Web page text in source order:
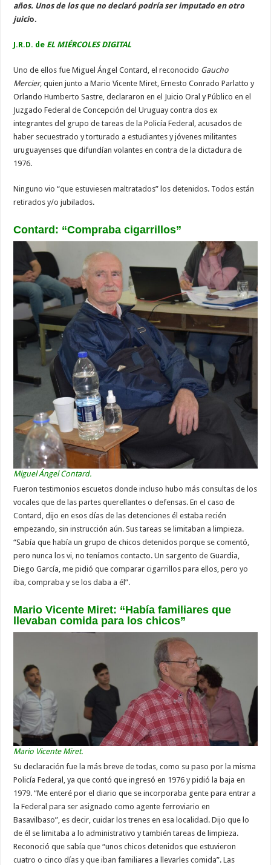
años. Unos de los que no declaró podría ser imputado en otro
juicio.
J.R.D. de EL MIÉRCOLES DIGITAL
Uno de ellos fue Miguel Ángel Contard, el reconocido Gaucho
Mercier, quien junto a Mario Vicente Miret, Ernesto Conrado Parlatto y
Orlando Humberto Sastre, declararon en el Juicio Oral y Público en el
Juzgado Federal de Concepción del Uruguay contra dos ex
integrantes del grupo de tareas de la Policía Federal, acusados de
haber secuestrado y torturado a estudiantes y jóvenes militantes
uruguayenses que difundían volantes en contra de la dictadura de
1976.
Ninguno vio “que estuviesen maltratados” los detenidos. Todos están
retirados y/o jubilados.
Contard: “Compraba cigarrillos”
Miguel Ángel Contard.
Fueron testimonios escuetos donde incluso hubo más consultas de los
vocales que de las partes querellantes o defensas. En el caso de
Contard, dijo en esos días de las detenciones él estaba recién
empezando, sin instrucción aún. Sus tareas se limitaban a limpieza.
“Sabía que había un grupo de chicos detenidos porque se comentó,
pero nunca los vi, no teníamos contacto. Un sargento de Guardia,
Diego García, me pidió que comparar cigarrillos para ellos, pero yo
iba, compraba y se los daba a él”.
Mario Vicente Miret: “Había familiares que
llevaban comida para los chicos”
Mario Vicente Miret.
Su declaración fue la más breve de todas, como su paso por la misma
Policía Federal, ya que contó que ingresó en 1976 y pidió la baja en
1979. “Me enteré por el diario que se incorporaba gente para entrar a
la Federal para ser asignado como agente ferroviario en
Basavilbaso”, es decir, cuidar los trenes en esa localidad. Dijo que lo
de él se limitaba a lo administrativo y también tareas de limpieza.
Reconoció que sabía que “unos chicos detenidos que estuvieron
cuatro o cinco días y que iban familiares a llevarles comida”. Las